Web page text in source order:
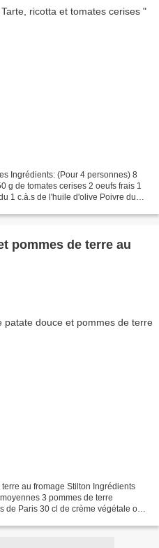
Ingrédients: (Pour 4 personnes) 8
g de tomates cerises 2 oeufs frais 1
1 c.à.s de l'huile d'olive Poivre du
pommes de terre au
au fromage Stilton Ingrédients
3 pommes de terre
Paris 30 cl de crème végétale ou